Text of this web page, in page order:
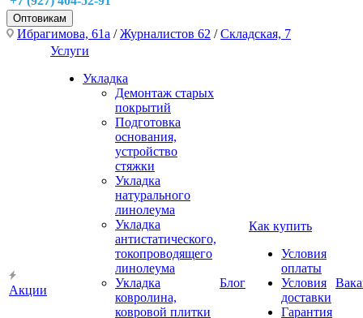
Оптовикам
Ибрагимова, 61а /Журналистов 62 /Складская, 7
Акции
Услуги
Укладка
Демонтаж старых
покрытий
Подготовка
основания,
устройство
стяжки
Укладка
натурального
линолеума
Укладка
антистатического,
токопроводящего
линолеума
Укладка
ковролина,
ковровой плитки
Блог
Как купить
Условия
оплаты
Условия
доставки
Гарантия